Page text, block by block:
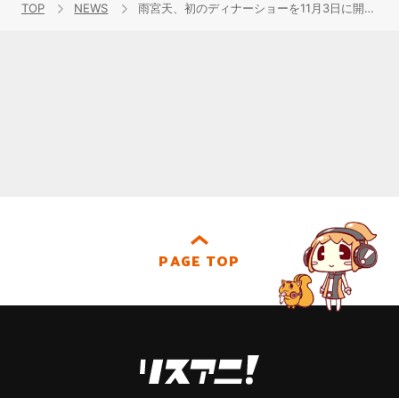
TOP NEWS 雨宮天、初のディナーショーを11月3日に開催決定！
PAGE TOP